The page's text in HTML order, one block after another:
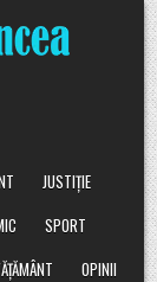
JUSTIȚIE
SPORT
OPINII